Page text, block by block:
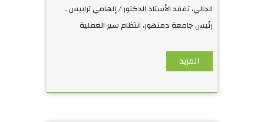
الحالي، تفقد الأستاذ الدكتور / إلهامي ترابيس ـ
رئيس جامعة دمنهور، انتظام سير العملية
المزيد